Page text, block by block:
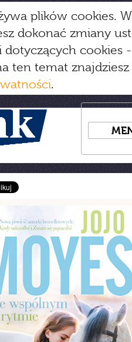
plików cookies.
dokonać zmiany
dotyczących cookies
ten temat
.